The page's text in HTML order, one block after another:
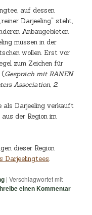
auf dessen
Darjeeling“ steht,
Anbaugebieten
müssen in der
wollen. Erst vor
zum Zeichen für
(Gespräch mit RANEN
Association, 2.
als Darjeeling verkauft
der Region im
dieser Region
Darjeelingtees.
|Verschlagwortet mit
einen Kommentar